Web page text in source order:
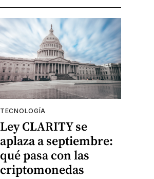
TECNOLOGÍA
Ley CLARITY se
aplaza a septiembre:
qué pasa con las
criptomonedas